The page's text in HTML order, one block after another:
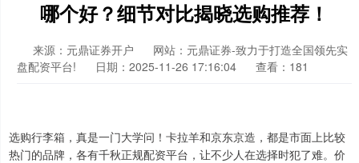
哪个好？细节对比揭晓选购推荐！
来源：元鼎证券开户
网站：元鼎证券-致力于打造全国领先实
盘配资平台!
日期：2025-11-26 17:16:04 查看：181
选购行李箱，真是一门大学问！卡拉羊和京东京造，都是市面上比较
热门的品牌，各有千秋正规配资平台，让不少人在选择时犯了难。价